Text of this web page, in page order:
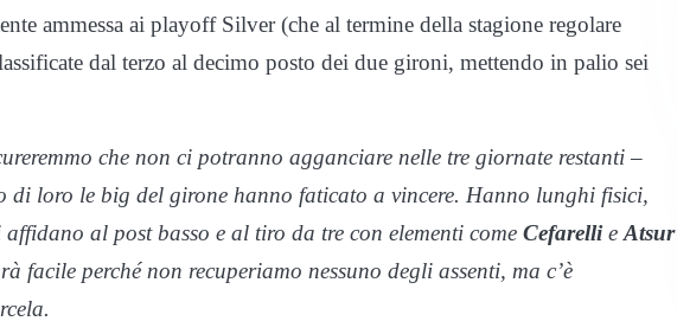
ammessa ai playoff Silver (che al termine della stagione regolare
dal terzo al decimo posto dei due gironi, mettendo in palio sei
che non ci potranno agganciare nelle tre giornate restanti –
di loro le big del girone hanno faticato a vincere. Hanno lunghi fisici,
al post basso e al tiro da tre con elementi come Cefarellie Atsur
facile perché non recuperiamo nessuno degli assenti, ma c’è